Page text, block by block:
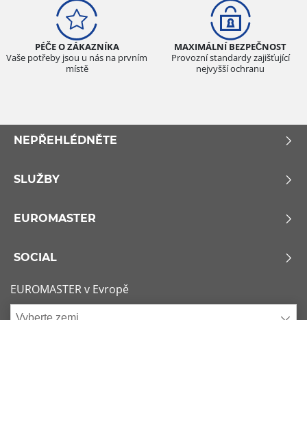
PÉČE O ZÁKAZNÍKA
Vaše potřeby jsou u nás na prvním
místě
MAXIMÁLNÍ BEZPEČNOST
Provozní standardy zajišťující
nejvyšší ochranu
NEPŘEHLÉDNĚTE
SLUŽBY
EUROMASTER
SOCIAL
EUROMASTER v Evropě
Vyberte zemi